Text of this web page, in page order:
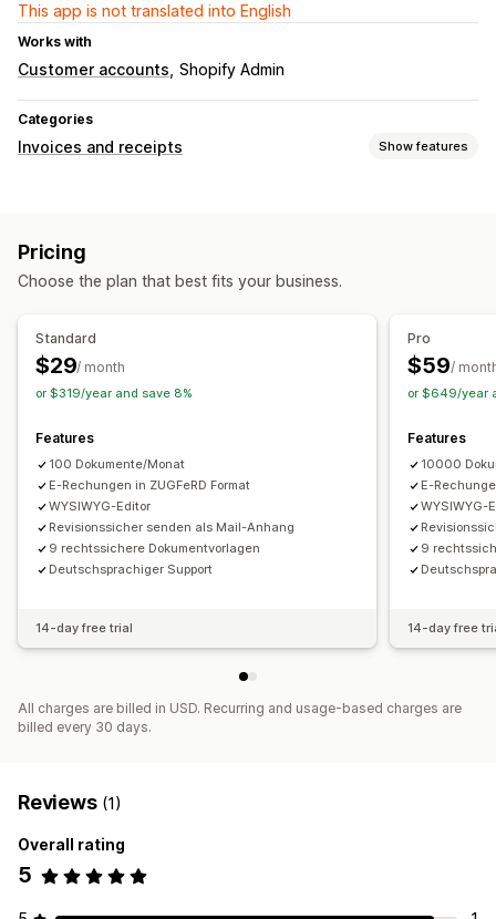
This app is not translated into English
Works with
Customer accounts Shopify Admin
Categories
Invoices and receipts Show features
Order confirmations
Tax calculation
File management
Pricing
Choose the plan that best fits your business.
Standard
$29/ month
or $319/year and save 8%
Features
100 Dokumente/Monat
E-Rechungen in ZUGFeRD Format
WYSIWYG-Editor
Revisionssicher senden als Mail-Anhang
9 rechtssichere Dokumentvorlagen
Deutschsprachiger Support
14-day free trial
Pro
$59/
or $649/year
Features
10000
E-
WYSIWYG-
9
14-day free
All charges are billed in USD. Recurring and usage-based charges are
billed every 30 days.
Reviews (1)
Overall rating
5